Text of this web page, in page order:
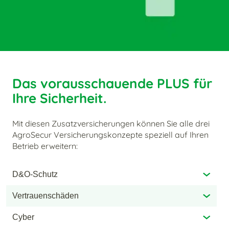
Das vorausschauende PLUS für
Ihre Sicherheit.
Mit diesen Zusatzversicherungen können Sie alle drei
AgroSecur Versicherungskonzepte speziell auf Ihren
Betrieb erweitern:
D&O-Schutz
Vertrauenschäden
Cyber